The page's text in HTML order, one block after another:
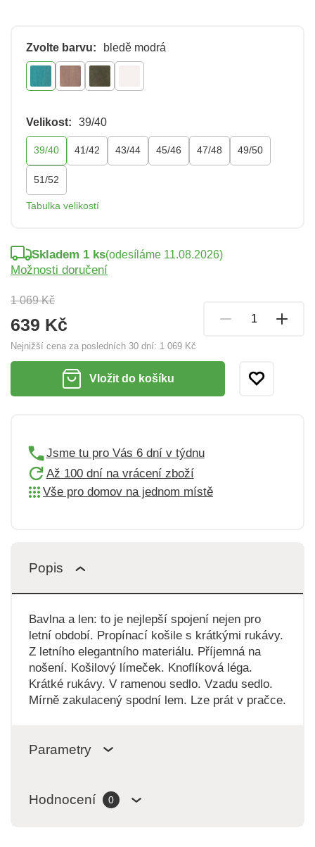
Zvolte barvu: bledě modrá
Velikost: 39/40
39/40 41/42 43/44 45/46 47/48 49/50
51/52
Tabulka velikostí
1 069 Kč
639 Kč
Nejnižší cena za posledních 30 dní: 1 069 Kč
Skladem 1 ks(odesíláme 11.08.2026)
Možnosti doručení
Vložit do košíku
Jsme tu pro Vás 6 dní v týdnu
Až 100 dní na vrácení zboží
Vše pro domov na jednom místě
Popis
Bavlna a len: to je nejlepší spojení nejen pro
letní období. Propínací košile s krátkými rukávy.
Z letního elegantního materiálu. Příjemná na
nošení. Košilový límeček. Knoflíková léga.
Krátké rukávy. V ramenou sedlo. Vzadu sedlo.
Mírně zakulacený spodní lem. Lze prát v pračce.
Parametry
Hodnocení 0